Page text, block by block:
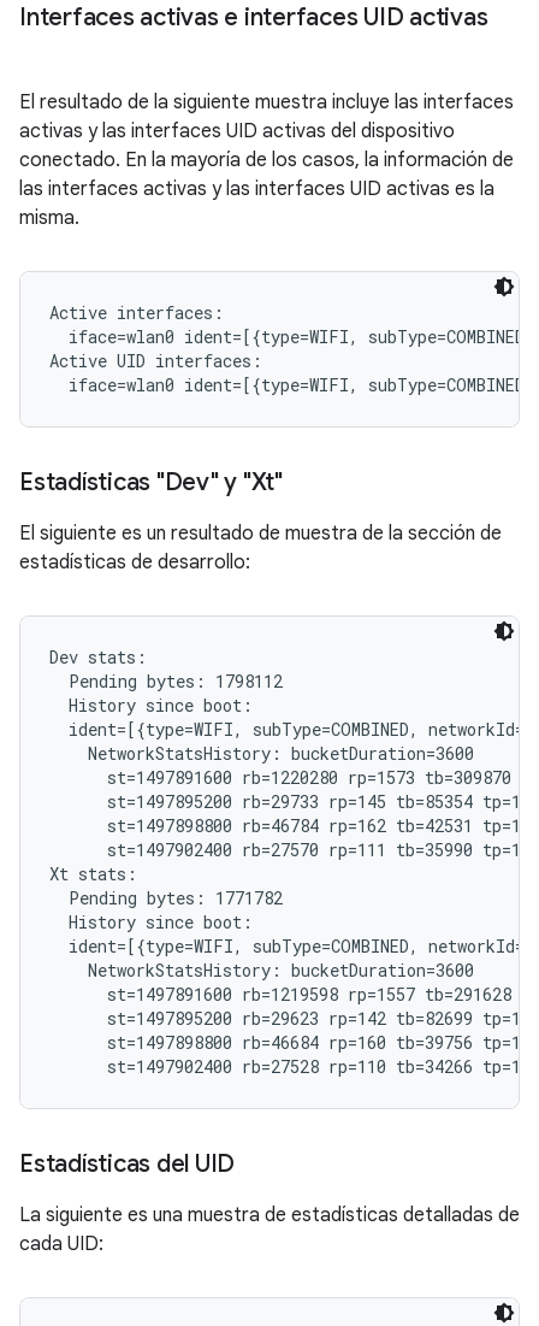
Interfaces activas e interfaces UID activas
El resultado de la siguiente muestra incluye las interfaces
activas y las interfaces UID activas del dispositivo
conectado. En la mayoría de los casos, la información de
las interfaces activas y las interfaces UID activas es la
misma.
Active interfaces:
iface=wlan0 ident=[{type=WIFI,
Active UID interfaces:
Estadísticas "Dev" y "Xt"
El siguiente es un resultado de muestra de la sección de
estadísticas de desarrollo:
Dev stats:
  Pending bytes: 1798112
  History since boot:
ident=[{type=WIFI, subType=COMBINED,
    NetworkStatsHistory: bucketDuration=3600
st=1497891600 rb=1220280 rp=1573 tb=309870
st=1497895200 rb=29733 rp=145 tb=85354
st=1497898800 rb=46784 rp=162 tb=42531
st=1497902400 rb=27570 rp=111 tb=35990
Xt stats:
  Pending bytes: 1771782
  History since boot:
ident=[{type=WIFI, subType=COMBINED,
    NetworkStatsHistory: bucketDuration=3600
st=1497891600 rb=1219598 rp=1557 tb=291628
st=1497895200 rb=29623 rp=142 tb=82699
st=1497898800 rb=46684 rp=160 tb=39756
Estadísticas del UID
La siguiente es una muestra de estadísticas detalladas de
cada UID: